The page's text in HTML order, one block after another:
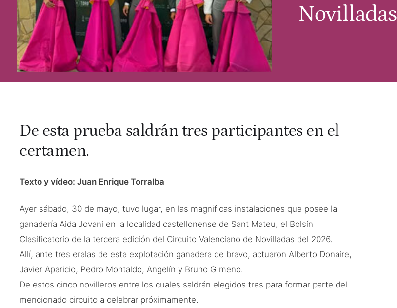
Novilladas
De esta prueba saldrán tres participantes en el
certamen.
Texto y vídeo: Juan Enrique Torralba
Ayer sábado, 30 de mayo, tuvo lugar, en las magnificas instalaciones que posee la
ganadería Aida Jovani en la localidad castellonense de Sant Mateu, el Bolsín
Clasificatorio de la tercera edición del Circuito Valenciano de Novilladas del 2026.
Allí, ante tres eralas de esta explotación ganadera de bravo, actuaron Alberto Donaire,
Javier Aparicio, Pedro Montaldo, Angelín y Bruno Gimeno.
De estos cinco novilleros entre los cuales saldrán elegidos tres para formar parte del
mencionado circuito a celebrar próximamente.